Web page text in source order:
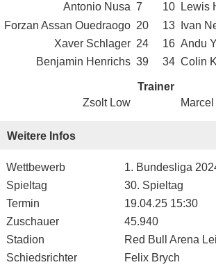
Antonio Nusa 7 10
Lewis
Forzan Assan Ouedraogo 20 13
Ivan
Xaver Schlager 24 16 Andu
Benjamin Henrichs 39 34 Colin
Trainer
Zsolt Low
Weitere Infos
Wettbewerb
1. Bundesliga
Spieltag
30. Spieltag
Termin
19.04.25 15:30
Zuschauer
45.940
Stadion
Red Bull Arena
Schiedsrichter
Felix Brych